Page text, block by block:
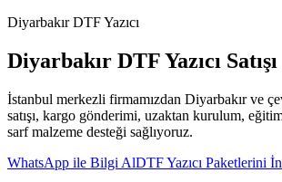
Diyarbakır DTF Yazıcı
Diyarbakır DTF Yazıcı Satışı
İstanbul merkezli firmamızdan Diyarbakır ve
satışı, kargo gönderimi, uzaktan kurulum,
sarf malzeme desteği sağlıyoruz.
WhatsApp ile Bilgi AlDTF Yazıcı Paketlerini